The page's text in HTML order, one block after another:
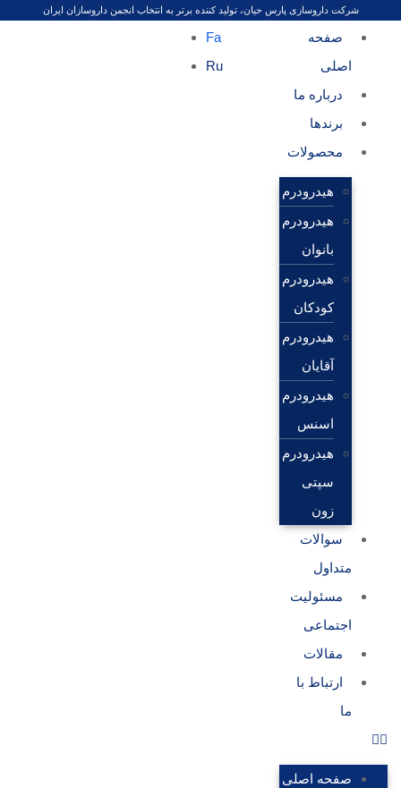
شرکت داروسازی پارس حیان، تولید کننده برتر به انتخاب انجمن داروسازان ایران
صفحه
اصلی
درباره ما
برندها
محصولات
هیدرودرم
هیدرودرم
بانوان
هیدرودرم
کودکان
هیدرودرم
آقایان
هیدرودرم
اسنس
هیدرودرم
سپتی
زون
سوالات
متداول
مسئولیت
اجتماعی
مقالات
ارتباط با
ما
صفحه اصلی
Fa
Ru